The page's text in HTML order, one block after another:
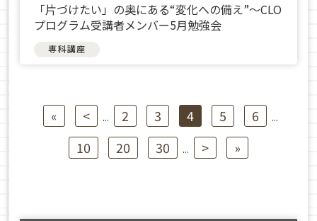
「片づけたい」の奥にある“変化への備え”〜CLO
プログラム受講者メンバー5月勉強会
専科講座
« < ... 2 3 4 5 6 ...
10 20 30 ... > »